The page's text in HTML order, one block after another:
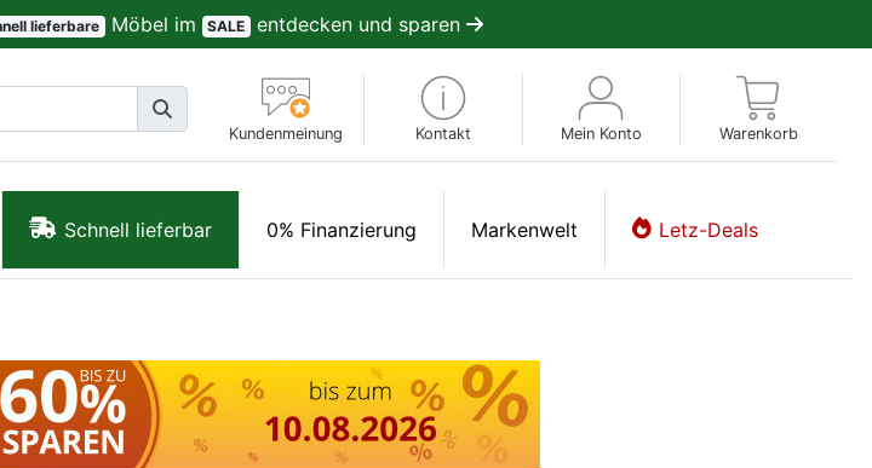
lieferbare Möbel im SALE entdecken und sparen
Kundenmeinung Kontakt Mein Konto Warenkorb
Schnell lieferbar 0% Finanzierung Markenwelt Letz-Deals